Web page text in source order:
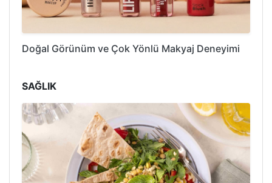
Doğal Görünüm ve Çok Yönlü Makyaj Deneyimi
SAĞLIK